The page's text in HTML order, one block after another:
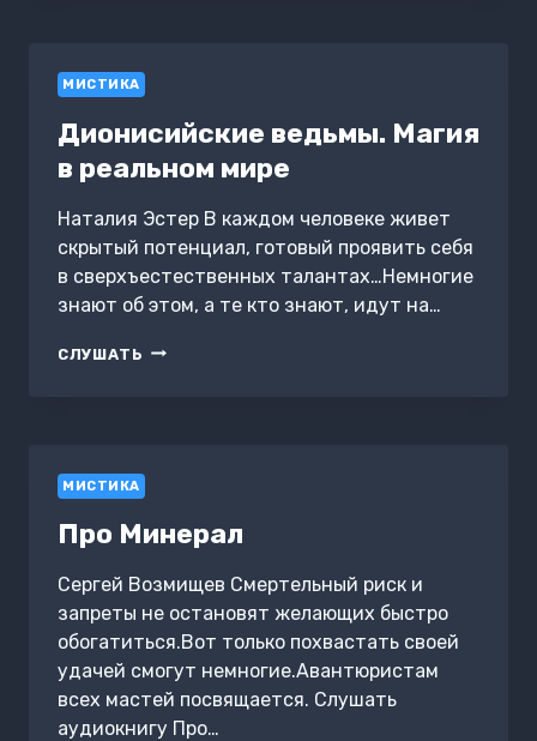
МИСТИКА
Дионисийские ведьмы. Магия
в реальном мире
Наталия Эстер В каждом человеке живет
скрытый потенциал, готовый проявить себя
в сверхъестественных талантах…Немногие
знают об этом, а те кто знают, идут на…
СЛУШАТЬ ДИОНИСИЙСКИЕ
МИСТИКА
Про Минерал
Сергей Возмищев Смертельный риск и
запреты не остановят желающих быстро
обогатиться.Вот только похвастать своей
удачей смогут немногие.Авантюристам
всех мастей посвящается. Слушать
аудиокнигу Про…